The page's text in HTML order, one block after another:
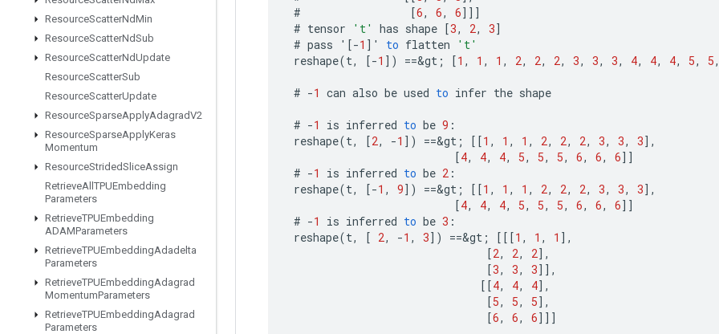
ResourceScatterNdMin
ResourceScatterNdSub
ResourceScatterNdUpdate
ResourceScatterSub
ResourceScatterUpdate
ResourceSparseApplyAdagradV2
ResourceSparseApplyKeras
Momentum
ResourceStridedSliceAssign
RetrieveAll TPUEmbedding
Parameters
RetrieveTPUEmbedding
ADAMParameters
RetrieveTPUEmbeddingAdadelta
Parameters
RetrieveTPUEmbeddingAdagrad
MomentumParameters
RetrieveTPUEmbeddingAdagrad
Parameters
#
[6, 6, 6]]]
# tensor 't' has shape [3, 2, 3]
# pass ' [-1 ] ' to flatten
't'
reshape(t, [-1 ] ) ==&gt ; [1 , 1 , 1 , 2, 2, 2, 3, 3, 3, 4, 4, 4, 5, 5,
# -1 can also be used to infer the shape
# -1 is inferred to be 9 :
reshape(t, [2, -1 ] ) ==&gt ; [[1 , 1 , 1 , 2, 2, 2, 3, 3, 3] ,
[4, 4, 4, 5, 5, 5, 6, 6, 6]]
# -1 is inferred to be 2 :
reshape(t, [-1 , 9] ) ==&gt ; [[1 , 1 , 1 , 2, 2, 2, 3, 3, 3] ,
[4, 4, 4, 5, 5, 5, 6, 6, 6]]
# -1 is inferred to be 3 :
reshape(t, [ 2, -1 , 3] ) ==&gt ; [[[1 , 1 , 1 ] ,
[2, 2, 2] ,
[3, 3, 3]] ,
[[4, 4, 4] ,
[5, 5, 5] ,
[6, 6, 6]]]